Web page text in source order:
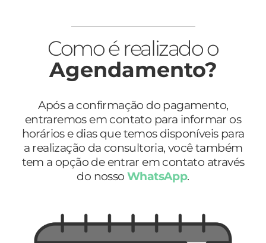
Como é realizado o
Agendamento?
Após a confirmação do pagamento,
entraremos em contato para informar os
horários e dias que temos disponíveis para
a realização da consultoria, você também
tem a opção de entrar em contato através
do nosso WhatsApp.